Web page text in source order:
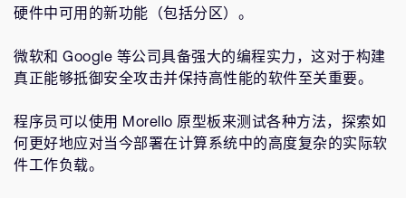
硬件中可用的新功能（包括分区）。
微软和 Google 等公司具备强大的编程实力，这对于构建
真正能够抵御安全攻击并保持高性能的软件至关重要。
程序员可以使用 Morello 原型板来测试各种方法，探索如
何更好地应对当今部署在计算系统中的高度复杂的实际软
件工作负载。